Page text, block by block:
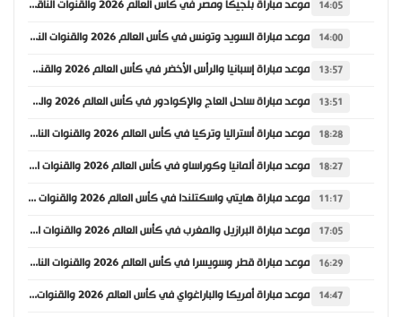
14:05 موعد مباراة بلجيكا ومصر في كأس العالم 2026 والقنوات الناقلة
14:00 موعد مباراة السويد وتونس في كأس العالم 2026 والقنوات الناقلة
13:57 موعد مباراة إسبانيا والرأس الأخضر في كأس العالم 2026 والقنوات الناقلة
13:51 موعد مباراة ساحل العاج والإكوادور في كأس العالم 2026 والقنوات الناقلة
18:28 موعد مباراة أستراليا وتركيا في كأس العالم 2026 والقنوات الناقلة
18:27 موعد مباراة ألمانيا وكوراساو في كأس العالم 2026 والقنوات الناقلة
11:17 موعد مباراة هايتي واسكتلندا في كأس العالم 2026 والقنوات الناقلة
17:05 موعد مباراة البرازيل والمغرب في كأس العالم 2026 والقنوات الناقلة
16:29 موعد مباراة قطر وسويسرا في كأس العالم 2026 والقنوات الناقلة
14:47 موعد مباراة أمريكا والباراغواي في كأس العالم 2026 والقنوات الناقلة